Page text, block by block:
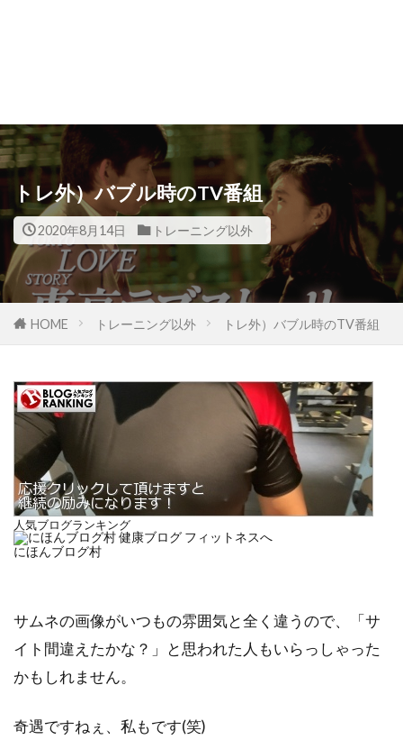
トレ外）バブル時のTV番組
2020年8月14日 トレーニング以外
HOME トレーニング以外 トレ外）バブル時のTV番組
人気ブログランキング
にほんブログ村
サムネの画像がいつもの雰囲気と全く違うので、「サ
イト間違えたかな？」と思われた人もいらっしゃった
かもしれません。
奇遇ですねぇ、私もです(笑)